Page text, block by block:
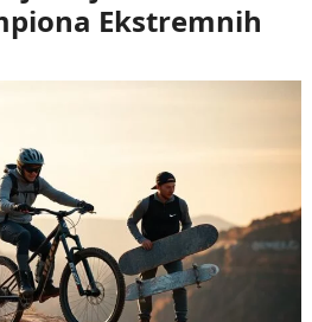
Ekstremnih